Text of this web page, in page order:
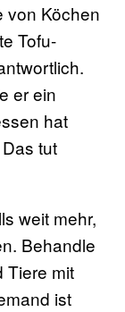
von Köchen
Tofu-
er ein
hat
tut
weit mehr,
Behandle
Tiere mit
ist